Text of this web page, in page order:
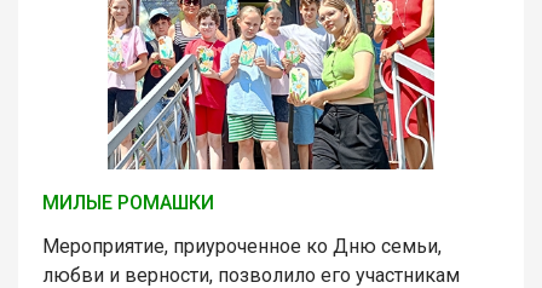
МИЛЫЕ РОМАШКИ
Мероприятие, приуроченное ко Дню семьи,
любви и верности, позволило его участникам